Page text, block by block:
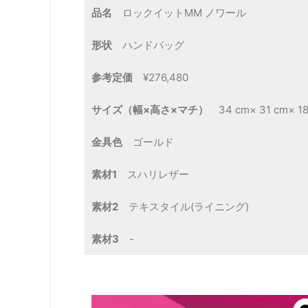
品名 ロックイットMM ノワール
形状 ハンドバッグ
参考定価 ¥276,480
サイズ（幅×高さ×マチ） 34 cm× 31 cm×
金具色ゴールド
素材1 スハリレザー
素材2 テキスタイル(ライニング)
素材3 -